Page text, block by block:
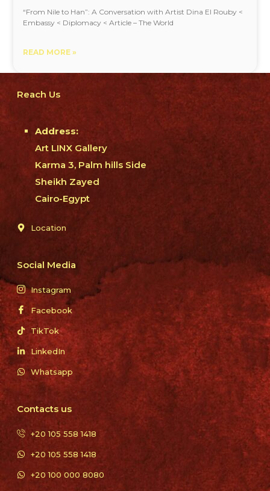
“From Nile to Han”: A Conversation with Artist Dina El Rouby <
Embassy < Diplomacy < Article – The World
READ MORE »
Reach Us
Address:
Art LINX Gallery
Karma 3, Palm hills Side
Sheikh Zayed
Cairo-Egypt
Location
Social Media
Instagram
Facebook
TikTok
LinkedIn
Whatsapp
Contacts us
+20 105 558 1418
+20 105 558 1418
+20 100 000 8080